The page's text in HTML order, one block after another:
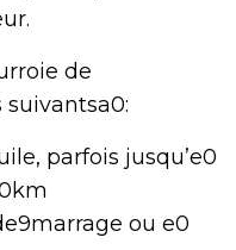
de
parfois jusqu’e0
ou e0